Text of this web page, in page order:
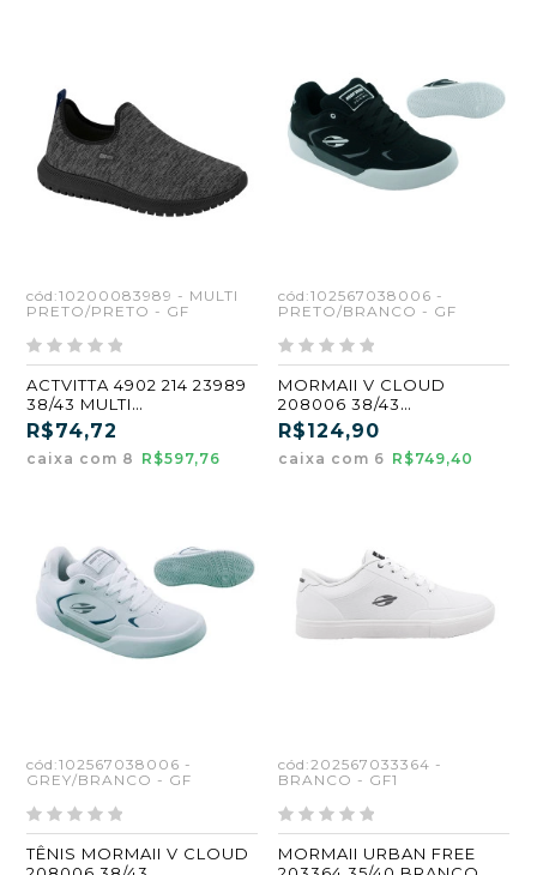
cód:10200083989 - MULTI
PRETO/PRETO - GF
ACTVITTA 4902 214 23989
38/43 MULTI
PRETO/PRETO (CX8) (GF)
R$74,72
caixa com 8 R$597,76
cód:102567038006 -
PRETO/BRANCO - GF
MORMAII V CLOUD
208006 38/43
PRETO/BRANCO (GF)
(CX6)
R$124,90
caixa com 6 R$749,40
cód:102567038006 -
GREY/BRANCO - GF
TÊNIS MORMAII V CLOUD
cód:202567033364 -
BRANCO - GF1
MORMAII URBAN FREE